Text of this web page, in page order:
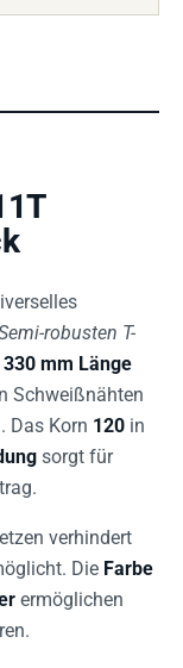
robusten T-
330 mm Länge
Schweißnähten
Das Korn 120 in
sorgt für
verhindert
Die Farbe
ermöglichen